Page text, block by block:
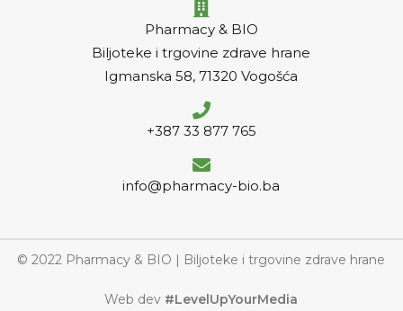
Pharmacy & BIO
Biljoteke i trgovine zdrave hrane
Igmanska 58, 71320 Vogošća
+387 33 877 765
info@pharmacy-bio.ba
© 2022 Pharmacy & BIO | Biljoteke i trgovine zdrave hrane
Web dev #LevelUpYourMedia